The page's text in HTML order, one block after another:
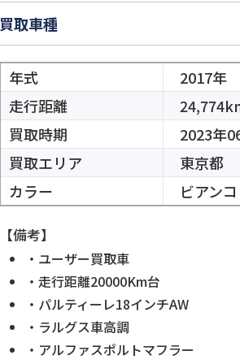
買取車種
年式
2017年
走行距離
買取時期
2023年
買取エリア
東京都
カラー
ビアンコ
【備考】
・ユーザー買取車
・走行距離20000Km台
・パルティーレ18インチAW
・ラルグス車高調
・アルファスポルトマフラー